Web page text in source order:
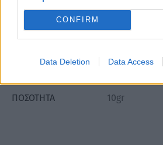
CONFIRM
Data Deletion Data Access
ΠΟΣΌΤΗΤΑ 10gr